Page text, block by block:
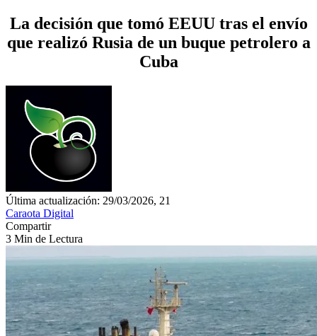
La decisión que tomó EEUU tras el envío
que realizó Rusia de un buque petrolero a
Cuba
Última actualización: 29/03/2026, 21
Caraota Digital
Compartir
3 Min de Lectura